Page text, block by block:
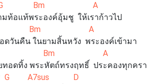
A
ท้พระองค์อุ้มชู ให้เราก้าวไป
A
น ในยามสิ้นหวัง พระองค์เข้ามา
A
ง พระหัตถ์ทรงฤทธิ์ ประคองทุกครา
A7sus D